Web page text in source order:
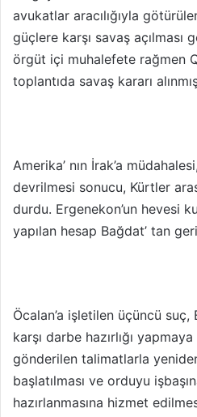
avukatlar aracılığıyla
güçlere karşı savaş açılması
örgüt içi muhalefete rağmen
toplantıda savaş kararı
Amerika’ nın İrak’a
devrilmesi sonucu, Kürtler
durdu. Ergenekon’un hevesi
yapılan hesap Bağdat’ tan
Öcalan’a işletilen üçüncü
karşı darbe hazırlığı
gönderilen talimatlarla
başlatılması ve orduyu
hazırlanmasına hizmet